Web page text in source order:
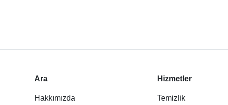
Ara
Hakkımızda
Hizmetler
Temizlik